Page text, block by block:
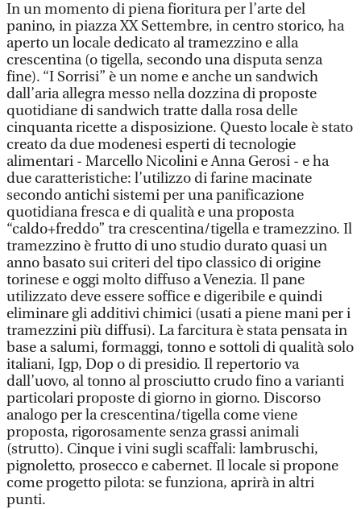
In un momento di piena fioritura per l’arte del
panino, in piazza XX Settembre, in centro storico, ha
aperto un locale dedicato al tramezzino e alla
crescentina (o tigella, secondo una disputa senza
fine). “I Sorrisi” è un nome e anche un sandwich
dall’aria allegra messo nella dozzina di proposte
quotidiane di sandwich tratte dalla rosa delle
cinquanta ricette a disposizione. Questo locale è stato
creato da due modenesi esperti di tecnologie
alimentari - Marcello Nicolini e Anna Gerosi - e ha
due caratteristiche: l’utilizzo di farine macinate
secondo antichi sistemi per una panificazione
quotidiana fresca e di qualità e una proposta
“caldo+freddo” tra crescentina/tigella e tramezzino. Il
tramezzino è frutto di uno studio durato quasi un
anno basato sui criteri del tipo classico di origine
torinese e oggi molto diffuso a Venezia. Il pane
utilizzato deve essere soffice e digeribile e quindi
eliminare gli additivi chimici (usati a piene mani per i
tramezzini più diffusi). La farcitura è stata pensata in
base a salumi, formaggi, tonno e sottoli di qualità solo
italiani, Igp, Dop o di presidio. Il repertorio va
dall’uovo, al tonno al prosciutto crudo fino a varianti
particolari proposte di giorno in giorno. Discorso
analogo per la crescentina/tigella come viene
proposta, rigorosamente senza grassi animali
(strutto). Cinque i vini sugli scaffali: lambruschi,
pignoletto, prosecco e cabernet. Il locale si propone
come progetto pilota: se funziona, aprirà in altri
punti.